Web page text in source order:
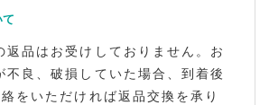
返品はお受けしておりません。お
不良、破損していた場合、到着後
をいただければ返品交換を承り